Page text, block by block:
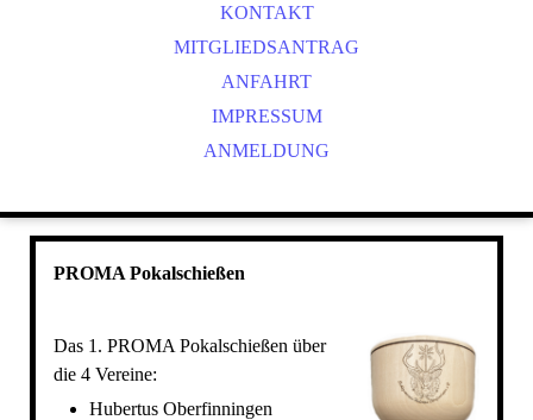
BILDER BÖLLER
KONTAKT
MITGLIEDSANTRAG
ANFAHRT
IMPRESSUM
ANMELDUNG
PROMA Pokalschießen
Das 1. PROMA Pokalschießen über
die 4 Vereine:
Hubertus Oberfinningen